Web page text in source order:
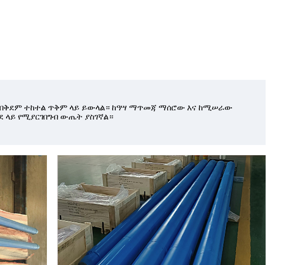
ተከተል ጥቅም ላይ ይውላል። ከዓሣ ማጥመጃ ማሰሮው እና ከሚሠራው
ላይ የሚያርገበግብ ውጤት ያስገኛል።